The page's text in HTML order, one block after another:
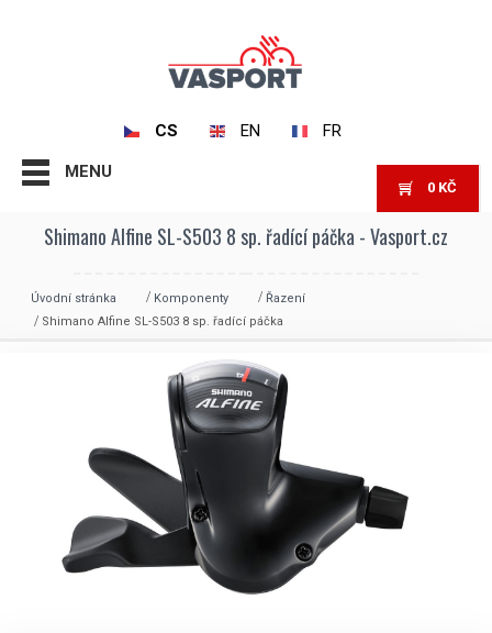
CS EN FR
MENU
0 KČ
Shimano Alfine SL-S503 8 sp. řadící páčka - Vasport.cz
Úvodní stránka Komponenty
Řazení
Shimano Alfine SL-S503 8 sp. řadící páčka